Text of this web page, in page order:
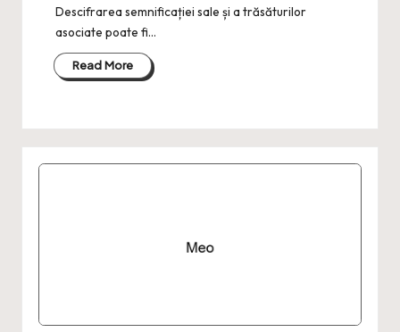
Descifrarea semnificației sale și a trăsăturilor
asociate poate fi…
Read More